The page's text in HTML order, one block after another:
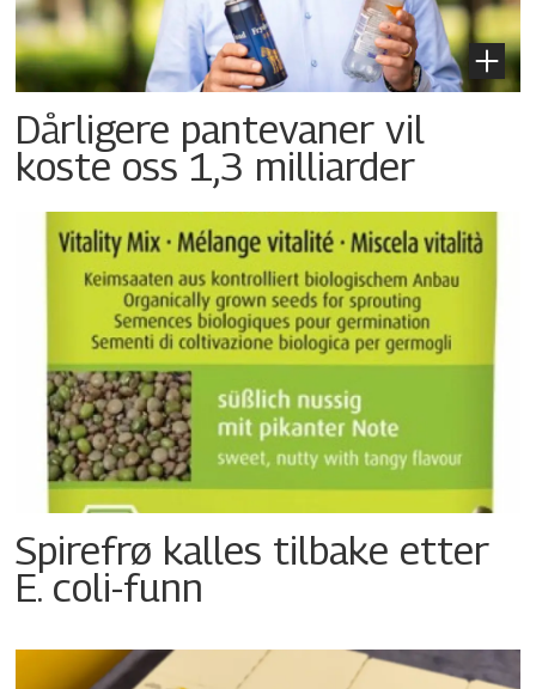
Dårligere pantevaner vil
koste oss 1,3 milliarder
Spirefrø kalles tilbake etter
E. coli-funn